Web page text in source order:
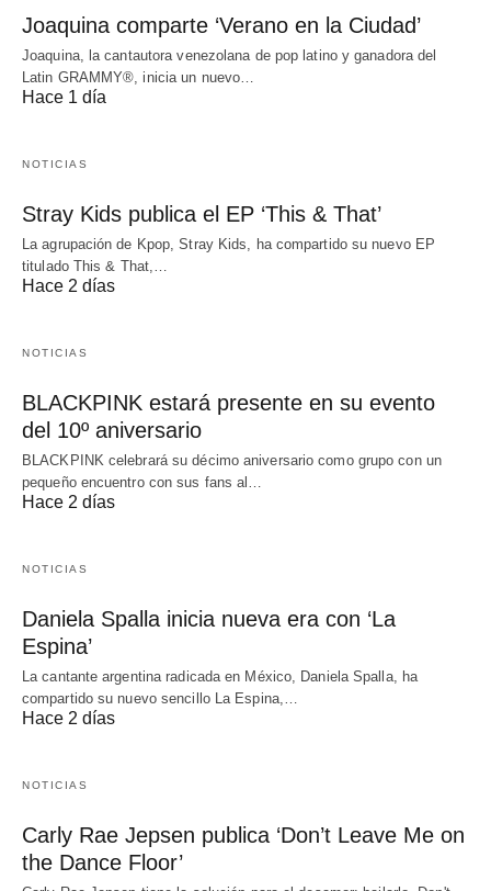
Joaquina comparte ‘Verano en la Ciudad’
Joaquina, la cantautora venezolana de pop latino y ganadora del
Latin GRAMMY®, inicia un nuevo…
Hace 1 día
NOTICIAS
Stray Kids publica el EP ‘This & That’
La agrupación de Kpop, Stray Kids, ha compartido su nuevo EP
titulado This & That,…
Hace 2 días
NOTICIAS
BLACKPINK estará presente en su evento
del 10º aniversario
BLACKPINK celebrará su décimo aniversario como grupo con un
pequeño encuentro con sus fans al…
Hace 2 días
NOTICIAS
Daniela Spalla inicia nueva era con ‘La
Espina’
La cantante argentina radicada en México, Daniela Spalla, ha
compartido su nuevo sencillo La Espina,…
Hace 2 días
NOTICIAS
Carly Rae Jepsen publica ‘Don’t Leave Me on
the Dance Floor’